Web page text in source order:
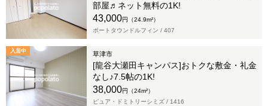
部屋♬ネット無料の1K!
43,000円（24.9m²）
ポートタウンドルフィン / 407
入居中 草津市
[龍谷大瀬田キャンパス]おトクな敷金・礼金
なし♪7.5帖の1K!
38,000円（24m²）
ピュア・ドミトリーシミズ / 1416